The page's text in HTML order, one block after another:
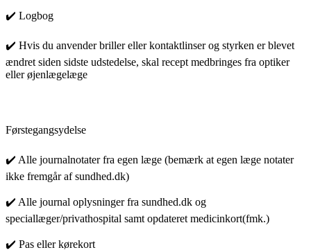
✔️ Logbog
✔️ Hvis du anvender briller eller kontaktlinser og styrken er blevet
ændret siden sidste udstedelse, skal recept medbringes fra optiker
eller øjenlægelæge
Førstegangsydelse
✔️ Alle journalnotater fra egen læge (bemærk at egen læge notater
ikke fremgår af sundhed.dk)
✔️ Alle journal oplysninger fra sundhed.dk og
speciallæger/privathospital samt opdateret medicinkort(fmk.)
✔️ Pas eller kørekort